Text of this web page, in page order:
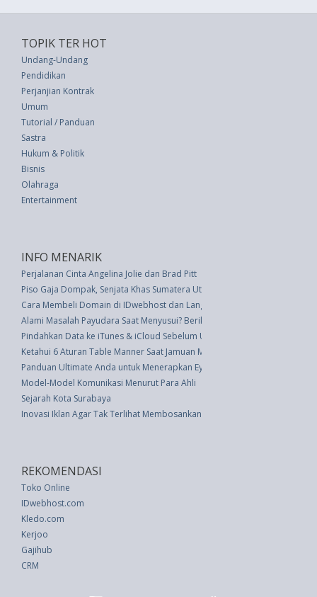
TOPIK TER HOT
Undang-Undang
Pendidikan
Perjanjian Kontrak
Umum
Tutorial / Panduan
Sastra
Hukum & Politik
Bisnis
Olahraga
Entertainment
INFO MENARIK
Perjalanan Cinta Angelina Jolie dan Brad Pitt
Piso Gaja Dompak, Senjata Khas Sumatera Utara
Cara Membeli Domain di IDwebhost dan Langkah Setelah Membeli
Alami Masalah Payudara Saat Menyusui? Berikut Solusinya
Pindahkan Data ke iTunes & iCloud Sebelum Upgrade ke iOS 7
Ketahui 6 Aturan Table Manner Saat Jamuan Makan Resmi
Panduan Ultimate Anda untuk Menerapkan Eyeliner pada Setiap Bentuk
Model-Model Komunikasi Menurut Para Ahli
Sejarah Kota Surabaya
Inovasi Iklan Agar Tak Terlihat Membosankan
REKOMENDASI
Toko Online
IDwebhost.com
Kledo.com
Kerjoo
Gajihub
CRM